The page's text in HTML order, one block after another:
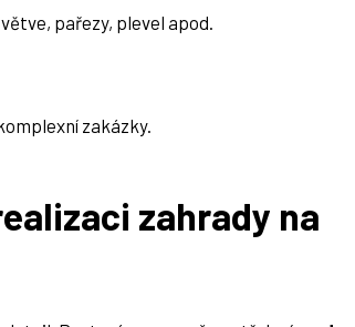
pařezy, plevel apod.
zakázky.
zahrady na